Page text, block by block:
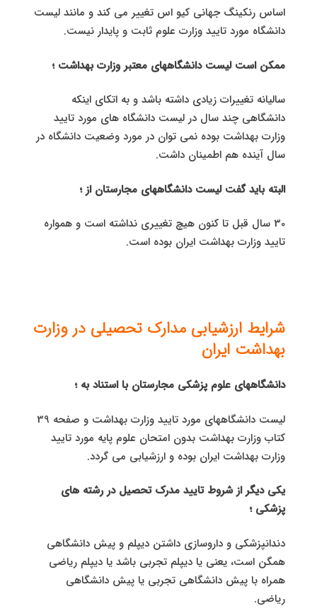
اساس رنکینگ جهانی کیو اس تغییر می کند و مانند لیست
دانشگاه مورد تایید وزارت علوم ثابت و پایدار نیست.
ممکن است لیست دانشگاههای معتبر وزارت بهداشت ؛
سالیانه تغییرات زیادی داشته باشد و به اتکای اینکه
دانشگاهی چند سال در لیست دانشگاه های مورد تایید
وزارت بهداشت بوده نمی توان در مورد وضعیت دانشگاه در
سال آینده هم اطمینان داشت.
البته باید گفت لیست دانشگاههای مجارستان از ؛
30 سال قبل تا کنون هیچ تغییری نداشته است و همواره
تایید وزارت بهداشت ایران بوده است.
شرایط ارزشیابی مدارک تحصیلی در وزارت
بهداشت ایران
دانشگاههای علوم پزشكی مجارستان با استناد به ؛
لیست دانشگاههای مورد تایید وزارت بهداشت و صفحه 39
كتاب وزارت بهداشت بدون امتحان علوم پایه مورد تایید
وزارت بهداشت ایران بوده و ارزشیابی می گردد.
یکی دیگر از شروط تایید مدرک تحصیل در رشته های
پزشکی ؛
دندانپزشکی و داروسازی داشتن دیپلم و پیش دانشگاهی
همگن است، یعنی یا دیپلم تجربی باشد یا دیپلم ریاضی
همراه با پیش دانشگاهی تجربی یا پیش دانشگاهی
ریاضی.